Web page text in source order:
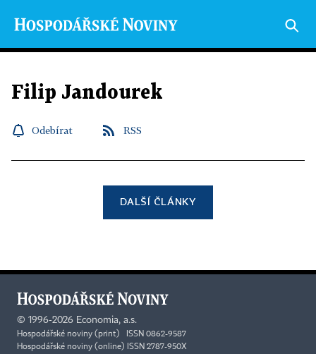
Filip Jandourek
Odebírat RSS
DALŠÍ ČLÁNKY
© 1996-2026 Economia, a.s.
Hospodářské noviny (print) ISSN 0862-9587
Hospodářské noviny (online) ISSN 2787-950X